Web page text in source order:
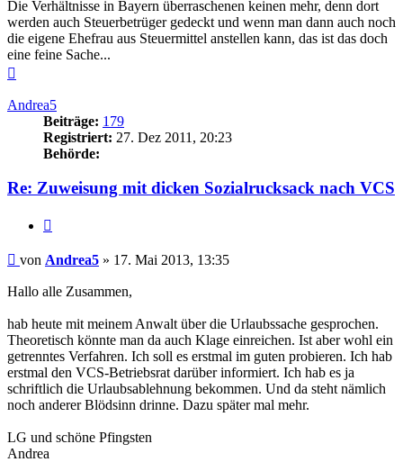
Die Verhältnisse in Bayern überraschenen keinen mehr, denn dort
werden auch Steuerbetrüger gedeckt und wenn man dann auch noch
die eigene Ehefrau aus Steuermittel anstellen kann, das ist das doch
eine feine Sache...
Andrea5
Beiträge: 179
Registriert: 27. Dez 2011, 20:23
Behörde:
Re: Zuweisung mit dicken Sozialrucksack nach VCS
Beitrag
von Andrea5 » 17. Mai 2013, 13:35
Hallo alle Zusammen,
hab heute mit meinem Anwalt über die Urlaubssache gesprochen.
Theoretisch könnte man da auch Klage einreichen. Ist aber wohl ein
getrenntes Verfahren. Ich soll es erstmal im guten probieren. Ich hab
erstmal den VCS-Betriebsrat darüber informiert. Ich hab es ja
schriftlich die Urlaubsablehnung bekommen. Und da steht nämlich
noch anderer Blödsinn drinne. Dazu später mal mehr.
LG und schöne Pfingsten
Andrea